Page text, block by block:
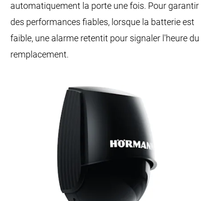
automatiquement la porte une fois. Pour garantir
des performances fiables, lorsque la batterie est
faible, une alarme retentit pour signaler l'heure du
remplacement.